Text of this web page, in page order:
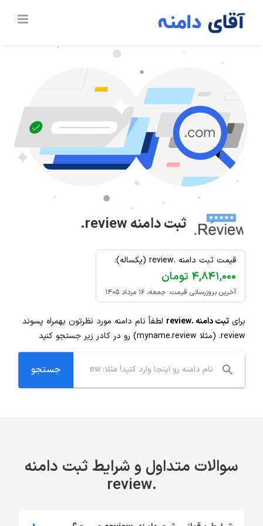
ثبت دامنه.review
قیمت ثبت دامنه .review (یکساله):
۴,۸۴۱,۰۰۰ تومان
آخرین بروزرسانی قیمت: جمعه، ۱۶ مرداد ۱۴۰۵
برای ثبت دامنه .review
لطفاً نام دامنه مورد نظرتون بهمراه پسوند
.review (مثلا myname.review) رو در کادر زیر جستجو کنید
سوالات متداول و شرایط ثبت دامنه
.review